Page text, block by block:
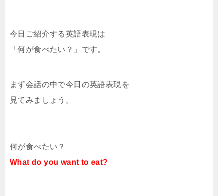
今日ご紹介する英語表現は
「何が食べたい？」です。
まず会話の中で今日の英語表現を
見てみましょう。
何が食べたい？
What do you want to eat?